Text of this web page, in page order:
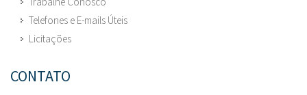
Telefones e E-mails Úteis
Licitações
CONTATO